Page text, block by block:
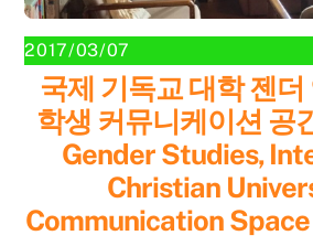
2017/03/07
국제 기독교 대학 젠더
학생 커뮤니케이션 공
Gender Studies,
Christian
Communication